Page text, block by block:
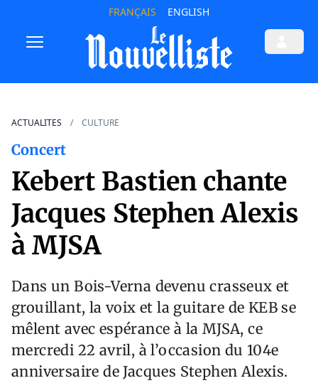
FRANÇAIS ENGLISH
ACTUALITES CULTURE
Concert
Kebert Bastien chante
Jacques Stephen Alexis
à MJSA
Dans un Bois-Verna devenu crasseux et
grouillant, la voix et la guitare de KEB se
mêlent avec espérance à la MJSA, ce
mercredi 22 avril, à l’occasion du 104e
anniversaire de Jacques Stephen Alexis.